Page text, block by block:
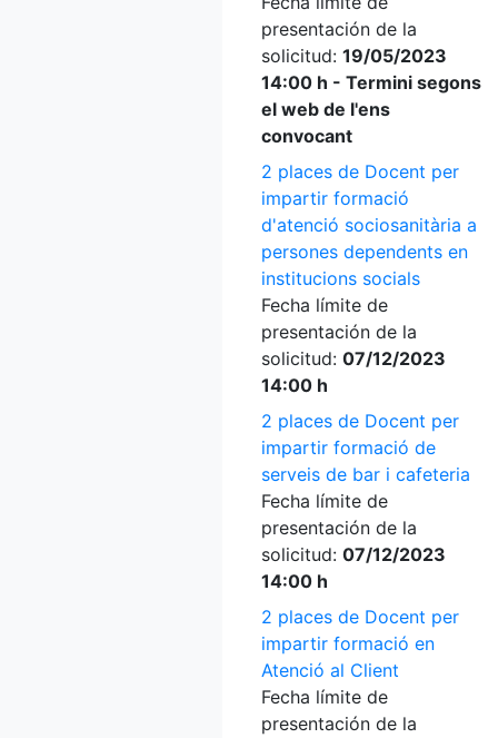
presentación de la
solicitud: 19/05/2023
14:00 h - Termini segons
el web de l'ens
convocant
2 places de Docent per
impartir formació
d'atenció sociosanitària a
persones dependents en
institucions socials
Fecha límite de
presentación de la
solicitud: 07/12/2023
14:00 h
2 places de Docent per
impartir formació de
serveis de bar i cafeteria
Fecha límite de
presentación de la
solicitud: 07/12/2023
14:00 h
2 places de Docent per
impartir formació en
Atenció al Client
Fecha límite de
presentación de la